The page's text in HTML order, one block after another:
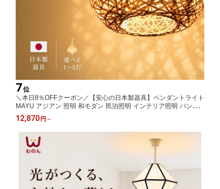
7位
＼本日8％OFFクーポン／【安心の日本製器具】ペンダントライト
MAYU アジアン 照明 和モダン 民泊照明 インテリア照明 バンブ
ー 竹 led おしゃれ 天井照明 吊り下げ バリ風 ランプ 寝室 リビン
グ 2灯 3灯 玄関 照明器具 E26 オーデリック 多灯 コード 影模様
引き紐
12,870円 ～